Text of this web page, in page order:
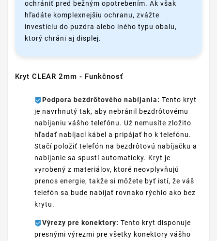
ochrániť pred bežným opotrebením. Ak však
hľadáte komplexnejšiu ochranu, zvážte
investíciu do puzdra alebo iného typu obalu,
ktorý chráni aj displej.
Kryt CLEAR 2mm - Funkčnosť
Podpora bezdrôtového nabíjania: Tento kryt
je navrhnutý tak, aby nebránil bezdrôtovému
nabíjaniu vášho telefónu. Už nemusíte zložito
hľadať nabíjací kábel a pripájať ho k telefónu.
Stačí položiť telefón na bezdrôtovú nabíjačku a
nabíjanie sa spustí automaticky. Kryt je
vyrobený z materiálov, ktoré neovplyvňujú
prenos energie, takže si môžete byť istí, že váš
telefón sa bude nabíjať rovnako rýchlo ako bez
krytu.
Výrezy pre konektory: Tento kryt disponuje
presnými výrezmi pre všetky konektory vášho